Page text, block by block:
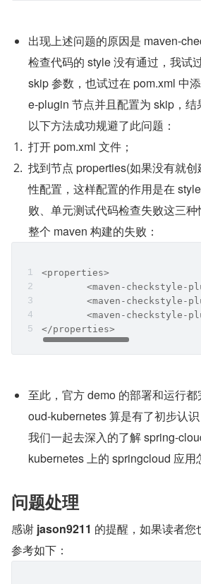
出现上述问题的原因是 maven-
检查代码的 style 没有通过，我试
skip 参数，也试过在 pom.xml 中
e-plugin 节点并且配置为 skip，
以下方法成功规避了此问题：
打开 pom.xml 文件；
找到节点 properties(如果没有就
性配置，这样配置的作用是在
败、单元测试代码检查失败这三
整个 maven 构建的失败：
<properties>
<maven-checkstyle-
<maven-checkstyle-
<maven-checkstyle-
</properties>
至此，官方 demo 的部署和运行
oud-kubernetes 算是有了初步认
我们一起去深入的了解 spring-
kubernetes 上的 springcloud 应用
问题处理
感谢 jason9211 的提醒，如果读者
参考如下：